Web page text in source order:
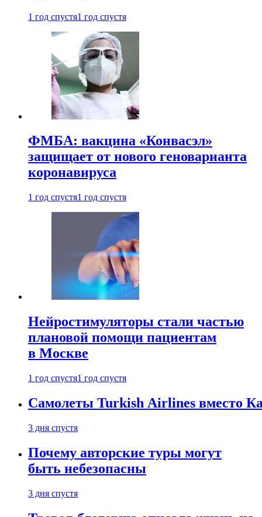
1 год спустя1 год спустя
ФМБА: вакцина «Конвасэл»
защищает от нового геноварианта
коронавируса
1 год спустя1 год спустя
Нейростимуляторы стали частью
плановой помощи пациентам
в Москве
1 год спустя1 год спустя
Самолеты Turkish Airlines вместо
3 дня спустя
Почему авторские туры могут
быть небезопасны
3 дня спустя